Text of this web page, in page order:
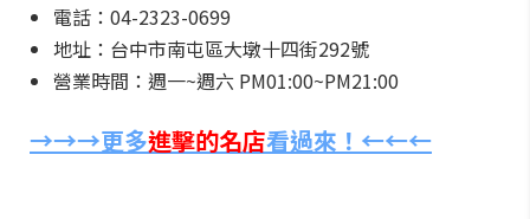
電話：04-2323-0699
地址：台中市南屯區大墩十四街292號
營業時間：週一~週六 PM01:00~PM21:00
→→→更多進擊的名店看過來！←←←